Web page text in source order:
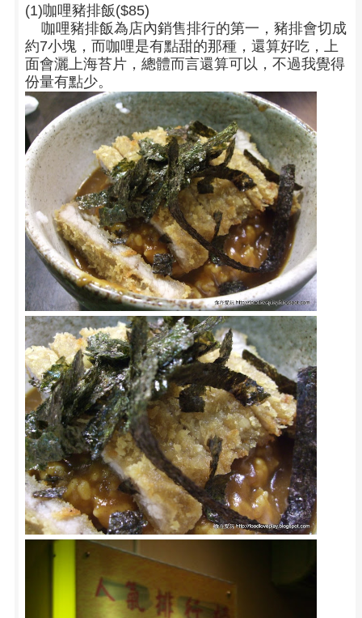
(1)咖哩豬排飯($85)
咖哩豬排飯為店內銷售排行的第一，豬排會切成
約7小塊，而咖哩是有點甜的那種，還算好吃，上
面會灑上海苔片，總體而言還算可以，不過我覺得
份量有點少。